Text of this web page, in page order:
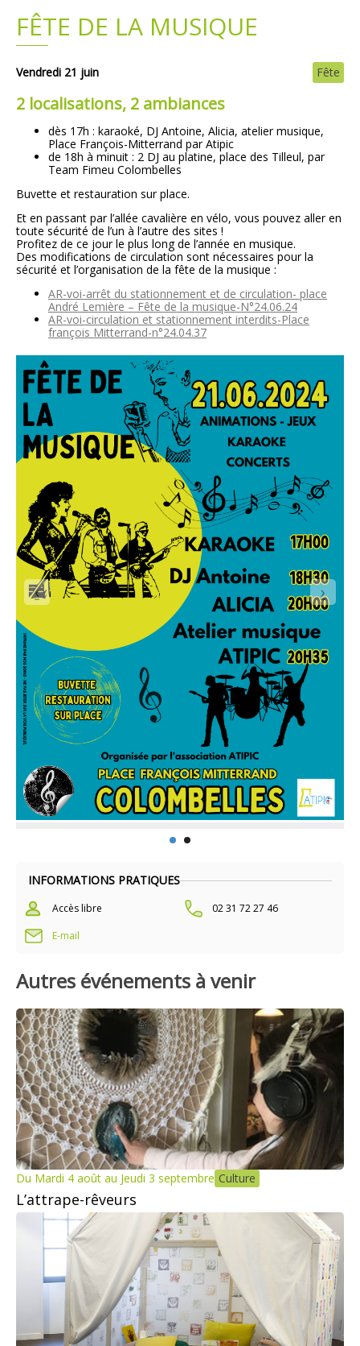
INFORMATIONS PRATIQUES
Accès libre
02 31 72 27 46
E-mail
FÊTE DE LA MUSIQUE
Vendredi 21 juin Fête
2 localisations, 2 ambiances
dès 17h : karaoké, DJ Antoine, Alicia, atelier musique,
Place François-Mitterrand par Atipic
de 18h à minuit : 2 DJ au platine, place des Tilleul, par
Team Fimeu Colombelles
Buvette et restauration sur place.
Et en passant par l’allée cavalière en vélo, vous pouvez aller en
toute sécurité de l’un à l’autre des sites !
Profitez de ce jour le plus long de l’année en musique.
Des modifications de circulation sont nécessaires pour la
sécurité et l’organisation de la fête de la musique :
AR-voi-arrêt du stationnement et de circulation- place
André Lemière – Fête de la musique-N°24.06.24
AR-voi-circulation et stationnement interdits-Place
françois Mitterrand-n°24.04.37
Autres événements à venir
Du Mardi 4 août au Jeudi 3 septembre Culture
L’attrape-rêveurs
Plans
Demandes légales
Emploi
Marchés publics
Grands projets